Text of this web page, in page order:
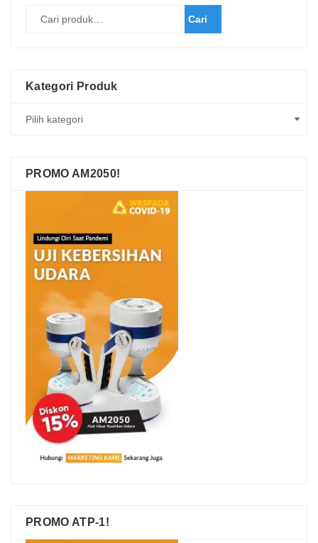
Cari
Kategori Produk
PROMO AM2050!
PROMO ATP-1!